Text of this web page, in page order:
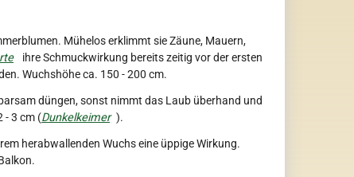
Mühelos erklimmt sie Zäune, Mauern,
ihre Schmuckwirkung bereits zeitig vor der ersten
Wuchshöhe ca. 150 - 200 cm.
düngen, sonst nimmt das Laub überhand und
- 3 cm (Dunkelkeimer ).
herabwallenden Wuchs eine üppige Wirkung.